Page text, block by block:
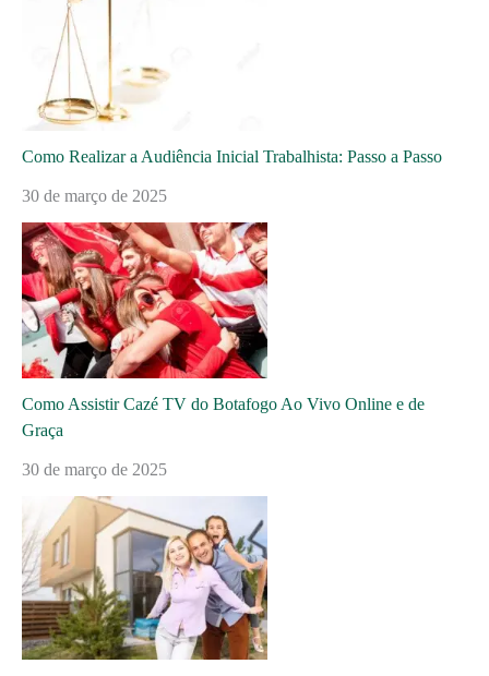
Como Realizar a Audiência Inicial Trabalhista: Passo a Passo
30 de março de 2025
Como Assistir Cazé TV do Botafogo Ao Vivo Online e de
Graça
30 de março de 2025